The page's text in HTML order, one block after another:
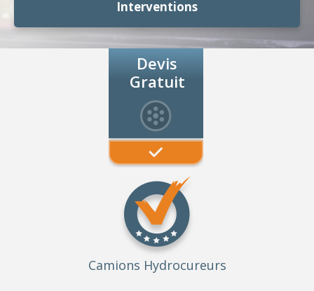
Interventions
Devis
Gratuit
Camions Hydrocureurs